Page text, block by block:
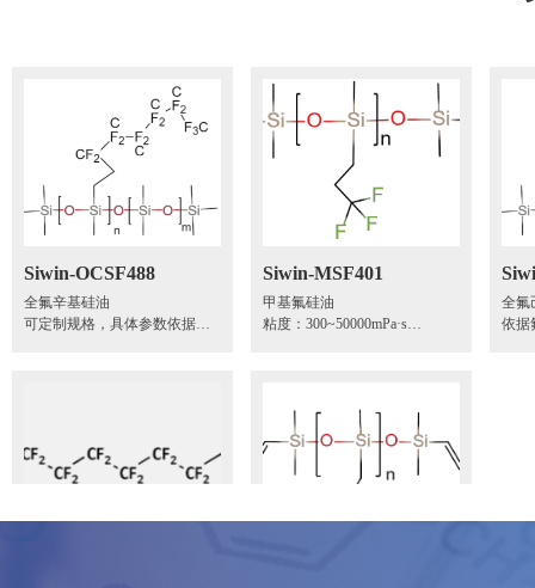
Siwin-OCSF488
全氟辛基硅油
可定制规格，具体参数依据氟
Siwin-MSF401
甲基氟硅油
粘度：300~50000mPa·s
全氟
依据